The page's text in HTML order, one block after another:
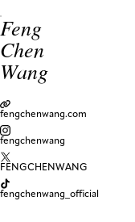
Feng
Chen
Wang
fengchenwang.com
fengchenwang
FENGCHENWANG
fengchenwang_official